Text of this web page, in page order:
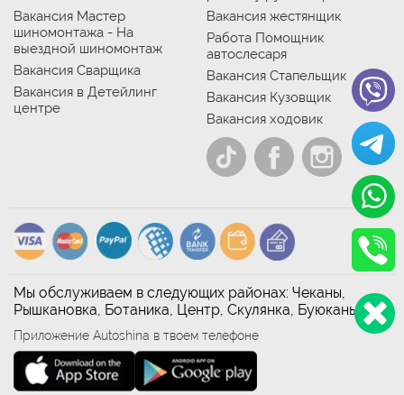
Вакансия Мастер
шиномонтажа - На
выездной шиномонтаж
Вакансия Сварщика
Вакансия в Детейлинг
центре
Вакансия жестянщик
Работа Помощник
автослесаря
Вакансия Стапельщик
Вакансия Кузовщик
Вакансия ходовик
Мы обслуживаем в следующих районах: Чеканы,
Рышкановка, Ботаника, Центр, Скулянка, Буюканы
Приложение Autoshina в твоем телефоне